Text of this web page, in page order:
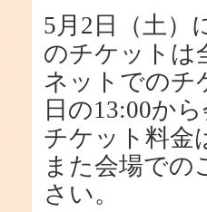
5月2日（土）
のチケットは
ネットでのチ
日の13:00か
チケット料金
また会場での
さい。